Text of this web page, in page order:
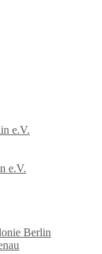
e.V.
e.V.
Berlin